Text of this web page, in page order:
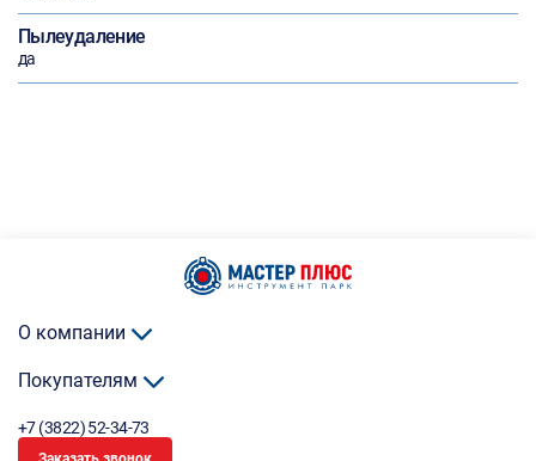
Пылеудаление
да
О компании
Покупателям
+7 (3822) 52-34-73